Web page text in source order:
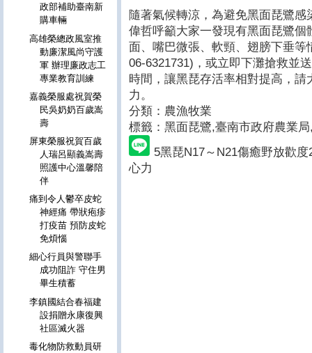
隨著氣候轉涼，為避免黑面琵鷺
偉哲呼籲大家一發現有黑面琵鷺
面、嘴巴微張、軟頸、翅膀下垂
06-6321731)，或立即下灘搶救並
時間，讓黑琵存活率相對提高，
力。
分類：農漁牧業
標籤：黑面琵鷺,臺南市政府農業
5黑琵N17～N21傷癒野放歡
心力
政部補助臺南新
購車輛
高雄榮總政風室推
動廉潔風尚守護
軍 辦理廉政志工
專業教育訓練
嘉義榮服處祝賀榮
民吳奶奶百歲嵩
壽
屏東榮服祝賀百歲
人瑞呂顯義嵩壽
照護中心溫馨陪
伴
痛到令人鬱卒皮蛇
神經痛 帶狀疱疹
打疫苗 預防皮蛇
免煩惱
細心行員與警聯手
成功阻詐 守住男
畢生積蓄
李鎮國結合春福建
設捐贈永康復興
社區滅火器
毒化物防救動員研